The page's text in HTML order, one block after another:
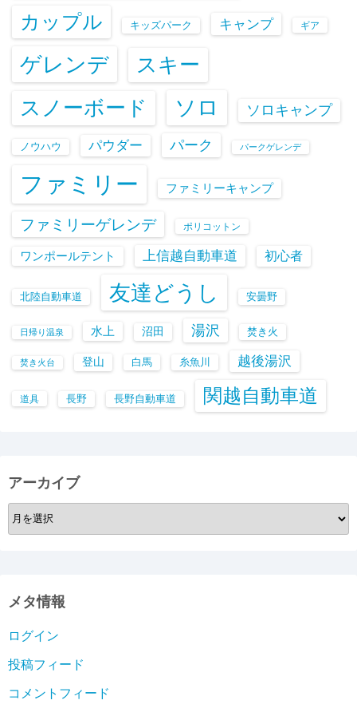
カップル キッズパーク キャンプ ギア
ゲレンデ
スキー
スノーボード
ソロ ソロキャンプ
ノウハウ パウダー パーク パークゲレンデ
ファミリー ファミリーキャンプ
ファミリーゲレンデ ポリコットン
ワンポールテント 上信越自動車道 初心者
北陸自動車道 友達どうし 安曇野
日帰り温泉 水上 沼田 湯沢 焚き火
焚き火台 登山 白馬 糸魚川 越後湯沢
道具 長野 長野自動車道 関越自動車道
アーカイブ
ア
ー
ブ
メタ情報
ログイン
投稿フィード
コメントフィード